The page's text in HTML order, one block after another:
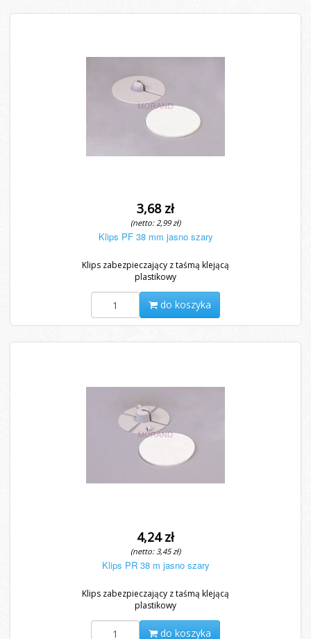
3,68 zł
(netto: 2,99 zł)
Klips PF 38 mm jasno szary
Klips zabezpieczający z taśmą klejącą
plastikowy
do koszyka
4,24 zł
(netto: 3,45 zł)
Klips PR 38 m jasno szary
Klips zabezpieczający z taśmą klejącą
plastikowy
do koszyka